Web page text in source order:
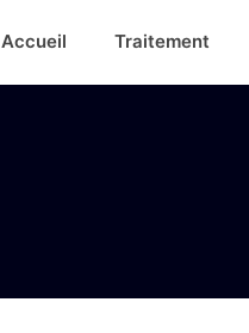
Accueil Traitement